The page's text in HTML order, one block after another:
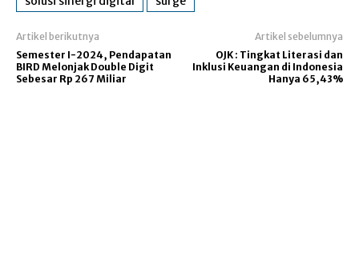
Artikel berikutnya
Semester I-2024, Pendapatan
BIRD Melonjak Double Digit
Sebesar Rp 267 Miliar
Artikel sebelumnya
OJK : Tingkat Literasi dan
Inklusi Keuangan di Indonesia
Hanya 65,43%